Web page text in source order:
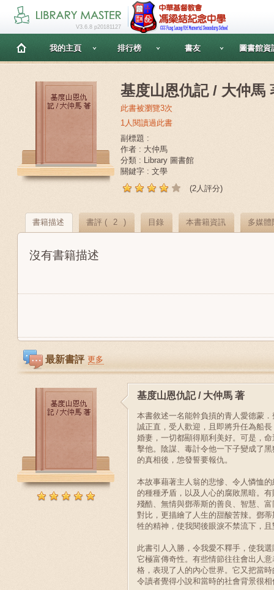
V3.6.8 p20181127
我的主頁 排行榜 書友 圖書館資
基度山恩仇記 / 大仲馬
此書被瀏覽3次
1人閱讀過此書
副標題 :
作者 : 大仲馬
分類 : Library 圖書館
關鍵字 : 文學
(2人評分)
書籍描述 書評 ( 2 ) 目錄 本書籍資訊 多媒體
沒有書籍描述
最新書評 更多
基度山恩仇記 / 大仲馬 著
本書敘述一名能幹負摃的青人愛德蒙
誠正直，受人歡迎，且即將升任為船
婚妻，一切都顯得順利美好。可是，
擊他。陰謀、毒計令他一下子變成了
的真相後，怹發誓要報仇。
本故事藉著主人翁的悲慘、令人憐恤
的種種矛盾，以及人心的腐敗黑暗。
殘酷、無情與鄧蒂斯的善良、智慧、
對比，更描繪了人生的甜酸苦辣。鄧
牲的精神，使我閱後眼淚不禁流下，
此書引人入勝，令我愛不釋手，使我
它極富傳奇性。有些情節往往會出人
格，表現了人的內心世界。它又把當
令讀者覺得小說和當時的社會背景很